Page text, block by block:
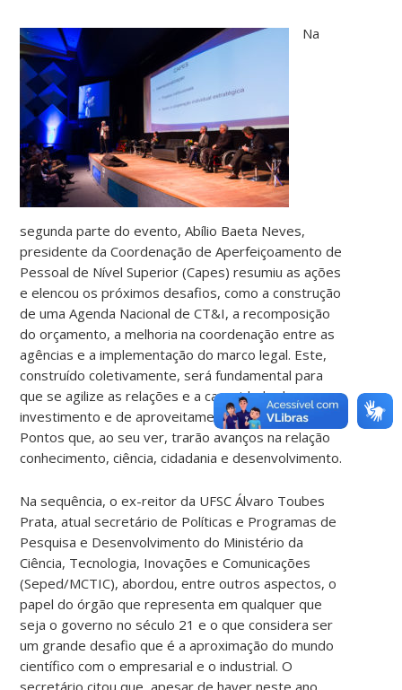
Na
segunda parte do evento, Abílio Baeta Neves,
presidente da Coordenação de Aperfeiçoamento de
Pessoal de Nível Superior (Capes) resumiu as ações
e elencou os próximos desafios, como a construção
de uma Agenda Nacional de CT&I, a recomposição
do orçamento, a melhoria na coordenação entre as
agências e a implementação do marco legal. Este,
construído coletivamente, será fundamental para
que se agilize as relações e a capacidade de
investimento e de aproveitamento de recursos.
Pontos que, ao seu ver, trarão avanços na relação
conhecimento, ciência, cidadania e desenvolvimento.
Na sequência, o ex-reitor da UFSC Álvaro Toubes
Prata, atual secretário de Políticas e Programas de
Pesquisa e Desenvolvimento do Ministério da
Ciência, Tecnologia, Inovações e Comunicações
(Seped/MCTIC), abordou, entre outros aspectos, o
papel do órgão que representa em qualquer que
seja o governo no século 21 e o que considera ser
um grande desafio que é a aproximação do mundo
científico com o empresarial e o industrial. O
secretário citou que, apesar de haver neste ano